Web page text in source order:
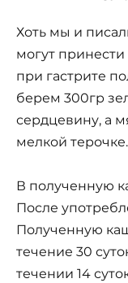
Хоть мы и
могут
при гастрите
берем 300гр
сердцевину, а
мелкой терочке.
В полученную
После
Полученную
течение 30
течении 14